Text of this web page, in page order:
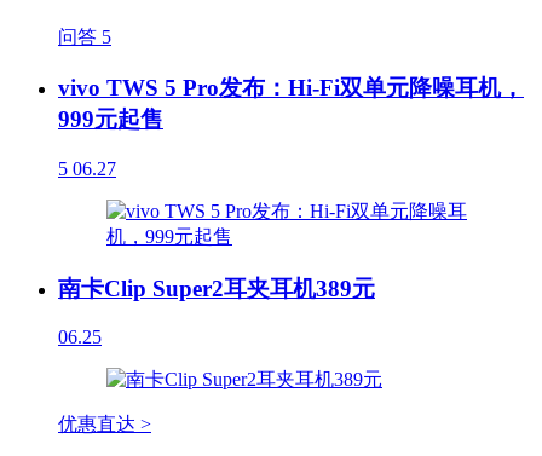
问答 5
vivo TWS 5 Pro发布：Hi-Fi双单元降噪耳机，
999元起售
5 06.27
南卡Clip Super2耳夹耳机389元
06.25
优惠直达 >